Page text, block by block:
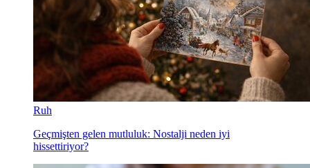
Ruh
Geçmişten gelen mutluluk: Nostalji neden iyi
hissettiriyor?